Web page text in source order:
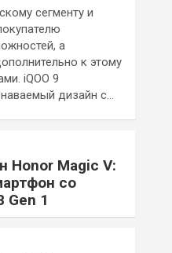
сегменту и
а
к этому
iQOO 9
дизайн с…
Honor Magic V:
со
Gen 1